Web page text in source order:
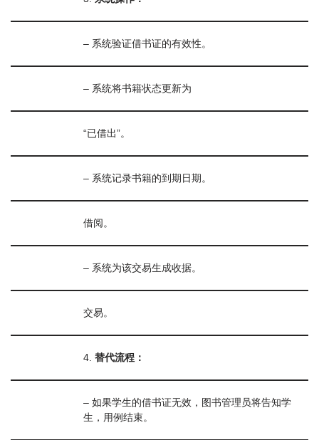
– 系统验证借书证的有效性。
– 系统将书籍状态更新为
“已借出”。
– 系统记录书籍的到期日期。
借阅。
– 系统为该交易生成收据。
交易。
4. 替代流程：
– 如果学生的借书证无效，图书管理员将告知学
生，用例结束。